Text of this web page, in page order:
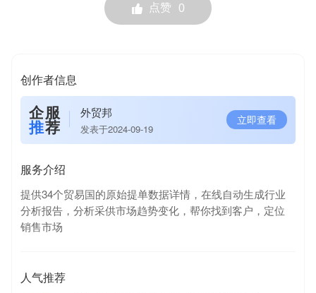
点赞 0
创作者信息
企服
推荐
外贸邦
发表于2024-09-19
立即查看
服务介绍
提供34个贸易国的原始提单数据详情，在线自动生成行业
分析报告，分析采供市场趋势变化，帮你找到客户，定位
销售市场
人气推荐